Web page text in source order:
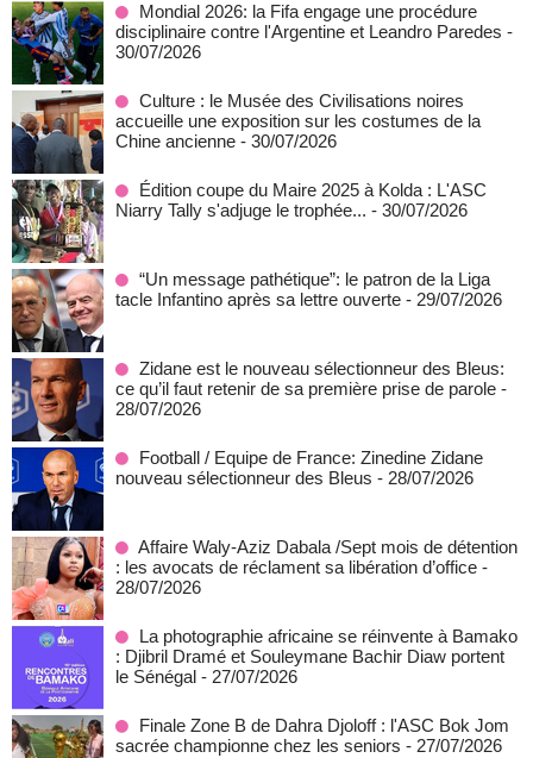
Mondial 2026: la Fifa engage une procédure
disciplinaire contre l'Argentine et Leandro Paredes -
30/07/2026
Culture : le Musée des Civilisations noires
accueille une exposition sur les costumes de la
Chine ancienne - 30/07/2026
Édition coupe du Maire 2025 à Kolda : L'ASC
Niarry Tally s'adjuge le trophée... - 30/07/2026
“Un message pathétique”: le patron de la Liga
tacle Infantino après sa lettre ouverte - 29/07/2026
Zidane est le nouveau sélectionneur des Bleus:
ce qu’il faut retenir de sa première prise de parole -
28/07/2026
Football / Equipe de France: Zinedine Zidane
nouveau sélectionneur des Bleus - 28/07/2026
Affaire Waly-Aziz Dabala /Sept mois de détention
: les avocats de réclament sa libération d’office -
28/07/2026
La photographie africaine se réinvente à Bamako
: Djibril Dramé et Souleymane Bachir Diaw portent
le Sénégal - 27/07/2026
Finale Zone B de Dahra Djoloff : l'ASC Bok Jom
sacrée championne chez les seniors - 27/07/2026